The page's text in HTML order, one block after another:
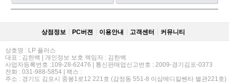
상점정보 PC버젼 이용안내 고객센터 커뮤니티
상호명 : LP 플러스
대표 : 김한백 | 개인정보 보호 책임자 : 김한백
사업자등록번호 :109-28-62476 | 통신판매업신고번호 : 2009-경기김포-0373
전화 : 031-988-5854 | 팩스 :
주소 : 경기도 김포시 중봉1로12 221호 (감정동 551-8 이삼메디칼쎈타 별관221호)